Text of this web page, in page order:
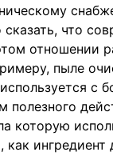
что
отношении
пыле
с
полезного
которую
как ингредиент